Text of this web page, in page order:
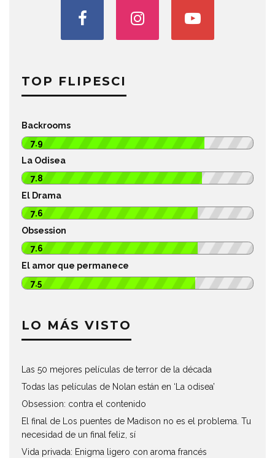
TOP FLIPESCI
Backrooms
7.9
La Odisea
7.8
El Drama
7.6
Obsession
7.6
El amor que permanece
7.5
LO MÁS VISTO
Las 50 mejores películas de terror de la década
Todas las películas de Nolan están en ‘La odisea’
Obsession: contra el contenido
El final de Los puentes de Madison no es el problema. Tu
necesidad de un final feliz, sí
Vida privada: Enigma ligero con aroma francés